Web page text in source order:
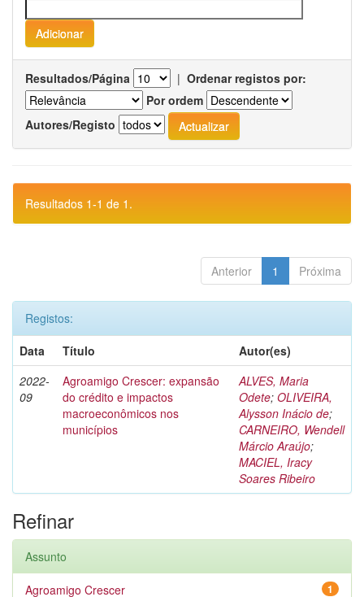
Resultados/Página | Ordenar registos por:
Por ordem
Autores/Registo
Resultados 1-1 de 1.
Anterior 1 Próxima
Registos:
Data
Título
Autor(es)
2022-
09
Agroamigo Crescer: expansão
do crédito e impactos
macroeconômicos nos
municípios
ALVES, Maria
Odete; OLIVEIRA,
Alysson Inácio de;
CARNEIRO, Wendell
Márcio Araújo;
MACIEL, Iracy
Soares Ribeiro
Refinar
Assunto
1
Agroamigo Crescer